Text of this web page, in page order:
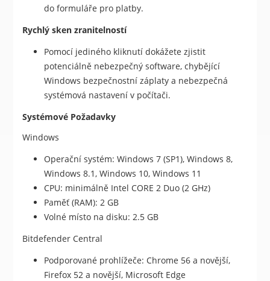
do formuláře pro platby.
Rychlý sken zranitelností
Pomocí jediného kliknutí dokážete zjistit
potenciálně nebezpečný software, chybějící
Windows bezpečnostní záplaty a nebezpečná
systémová nastavení v počítači.
Systémové Požadavky
Windows
Operační systém: Windows 7 (SP1), Windows 8,
Windows 8.1, Windows 10, Windows 11
CPU: minimálně Intel CORE 2 Duo (2 GHz)
Paměť (RAM): 2 GB
Volné místo na disku: 2.5 GB
Bitdefender Central
Podporované prohlížeče: Chrome 56 a novější,
Firefox 52 a novější, Microsoft Edge